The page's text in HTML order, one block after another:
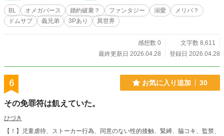
BL オメガバース 婚約破棄？ ファンタジー 溺愛
メリバ？
ドムサブ
義兄弟 3Pあり 異世界
感想数 0
文字数 8,611
最終更新日 2026.04.28
登録日 2026.04.28
6 お気に入り追加 30
その免罪符は飢えていた。
ひづき
【！】児童虐待、ストーカー行為、同意のない性的接触、緊縛、脇コキ、監禁、